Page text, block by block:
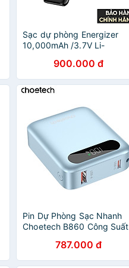
Sạc dự phòng Energizer
10,000mAh /3.7V Li-
Sạc nhanh 20W, Sạc không
dây 18W, bảo hành 24
tháng 1 đổi 1 - Hàng chính
900.000 đ
Pin Dự Phòng Sạc Nhanh
Choetech B860 Công Suất
10000mAh Tích Hợp Cáp
Sạc C to C - Hàng chính
787.000 đ